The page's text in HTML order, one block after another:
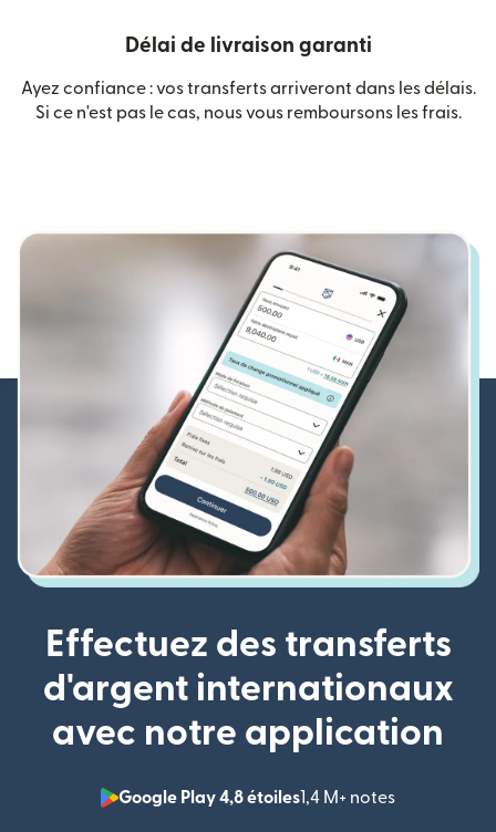
Délai de livraison garanti
Ayez confiance : vos transferts arriveront dans les délais.
Si ce n'est pas le cas, nous vous remboursons les frais.
Effectuez des transferts
d'argent internationaux
avec notre application
Google Play 4,8 étoiles1,4 M+ notes